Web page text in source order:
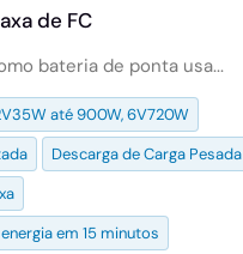
de FC
bateria de ponta usa...
até 900W, 6V720W
Descarga de Carga Pesada
em 15 minutos